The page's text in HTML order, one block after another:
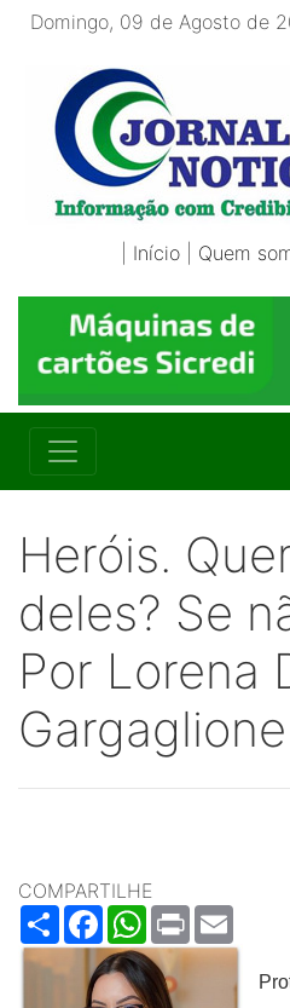
Domingo, 09 de Agosto de
Início Quem
Heróis.
deles? Se
Por Lorena
Gargaglione
COMPARTILHE
ShareFacebookWhatsApp
Print